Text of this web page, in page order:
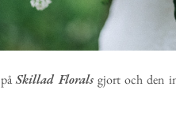
påSkillad Floralsgjort och den